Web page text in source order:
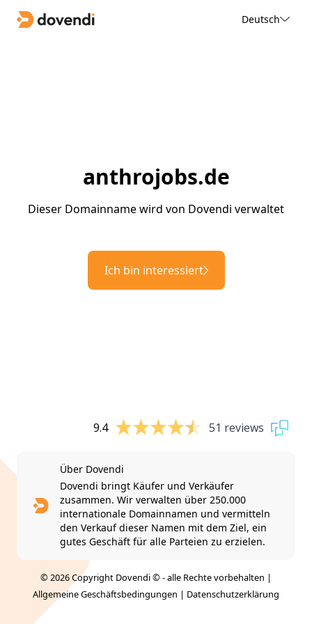
Deutsch
anthrojobs.de
Dieser Domainname wird von Dovendi verwaltet
Ich bin interessiert
9.4 51 reviews
Über Dovendi
Dovendi bringt Käufer und Verkäufer
zusammen. Wir verwalten über 250.000
internationale Domainnamen und vermitteln
den Verkauf dieser Namen mit dem Ziel, ein
gutes Geschäft für alle Parteien zu erzielen.
© 2026 Copyright Dovendi © - alle Rechte vorbehalten |
Allgemeine Geschäftsbedingungen | Datenschutzerklärung